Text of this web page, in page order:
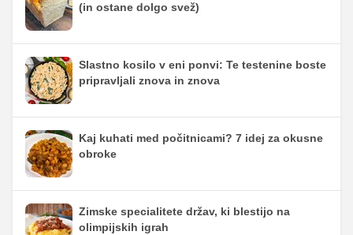
(in ostane dolgo svež)
Slastno kosilo v eni ponvi: Te testenine boste
pripravljali znova in znova
Kaj kuhati med počitnicami? 7 idej za okusne
obroke
Zimske specialitete držav, ki blestijo na
olimpijskih igrah